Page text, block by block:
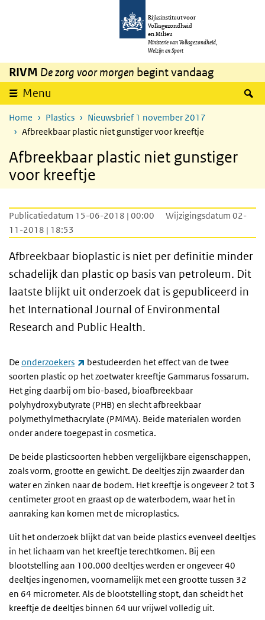
Overslaan en naar de inhoud gaan
Rijksinstituut voor
Volksgezondheid
en Milieu
Ministerie van Volksgezondheid,
Welzijn en Sport
RIVM De zorg voor morgen begint vandaag
Menu
Home Plastics
Nieuwsbrief 1 november 2017
Afbreekbaar plastic niet gunstiger voor kreeftje
Afbreekbaar plastic niet gunstiger
voor kreeftje
Publicatiedatum 15-06-2018 | 00:00
Wijzigingsdatum 02-
11-2018 | 18:53
Afbreekbaar bioplastic is niet per definitie minder
schadelijk dan plastic op basis van petroleum. Dit
laatste blijkt uit onderzoek dat is gepubliceerd in
het International Journal of Environmental
Research and Public Health.
De onderzoekers (externe link)
bestudeerden het effect van de twee
soorten plastic op het zoetwater kreeftje Gammarus fossarum.
Het ging daarbij om bio-based, bioafbreekbaar
polyhydroxybutyrate (PHB) en slecht afbreekbaar
polymethylmethacrylate (PMMA). Beide materialen worden
onder andere toegepast in cosmetica.
De beide plasticsoorten hebben vergelijkbare eigenschappen,
zoals vorm, grootte en gewicht. De deeltjes zijn zwaarder dan
water en zinken naar de bodem. Het kreeftje is ongeveer 2 tot 3
centimeter groot en graast op de waterbodem, waar het in
aanraking kan komen met de microplastics.
Uit het onderzoek blijkt dat van beide plastics evenveel deeltjes
in het lichaam van het kreeftje terechtkomen. Bij een
blootstelling aan 100.000 deeltjes werden er ongeveer 40
deeltjes ingenomen, voornamelijk met een grootte tussen 32
en 64 micrometer. Als de blootstelling stopt, dan scheidt het
kreeftje de deeltjes binnen 64 uur vrijwel volledig uit.